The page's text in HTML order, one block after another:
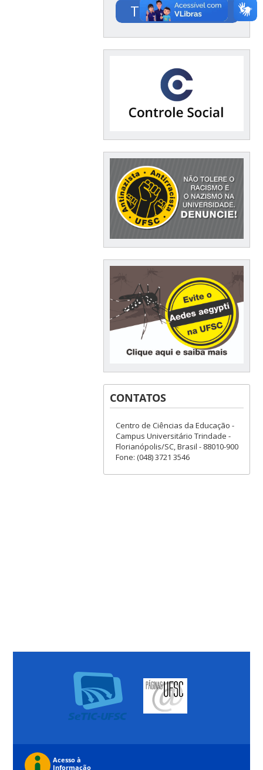
Transparência
Documentação /
Financeiro / Compras
CONTATOS
Centro de Ciências da Educação -
Campus Universitário Trindade -
Florianópolis/SC, Brasil - 88010-900
Fone: (048) 3721 3546